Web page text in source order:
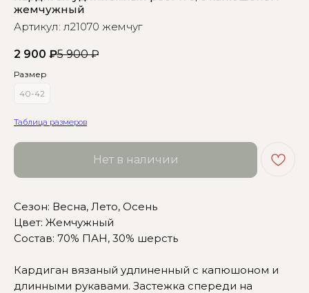
жемчужный
Артикул: л21070 жемчуг
2 900 ₽5 900 ₽
Размер
40-42
Таблица размеров
Нет в наличии
Сезон: Весна, Лето, Осень
Цвет: Жемчужный
Состав: 70% ПАН, 30% шерсть
Кардиган вязаный удлиненный с капюшоном и
длинными рукавами. Застежка спереди на
Нажмите сюда
посмотреть размерную сетку
Или напишите нам и мы
вам поможем!